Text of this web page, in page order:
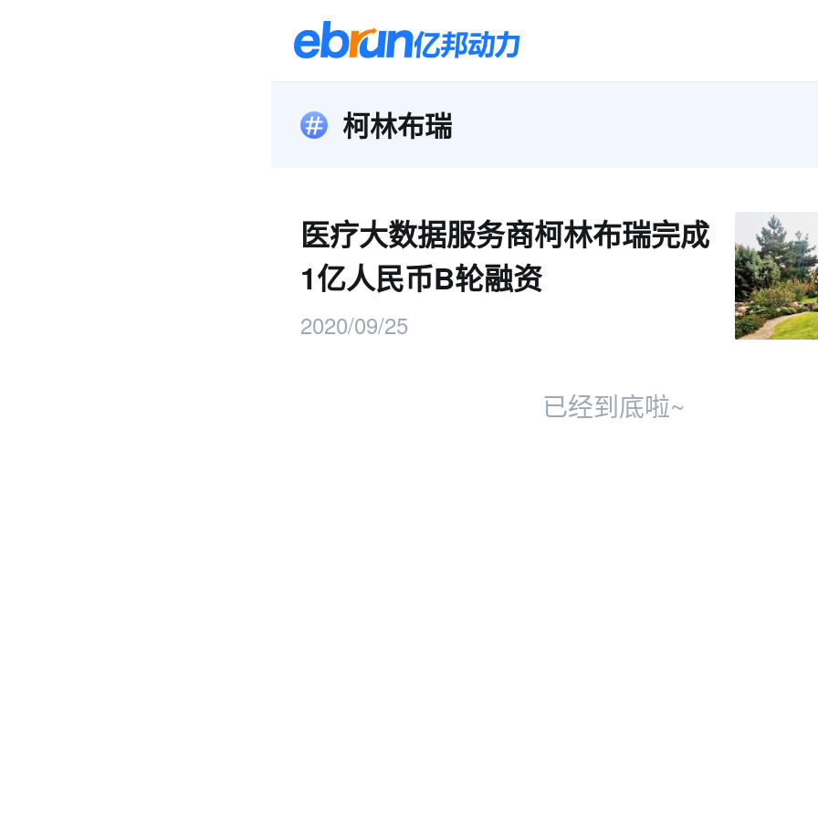
柯林布瑞
医疗大数据服务商柯林布瑞完成
1亿人民币B轮融资
2020/09/25
已经到底啦~